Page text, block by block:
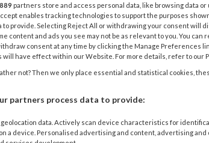
venerische wrat, vijgwrat of
infectie met het
in een of meer papillomateuze
met de huid.
889 partners store and access personal data, like browsing data
enables tracking technologies to support the purposes
to provide. Selecting Reject All or withdrawing your consent will
content and ads you see may not be as relevant to you. You
consent at any time by clicking the Manage Preferences
will have effect within our Website. For more details, refer to our
not? Then we only place essential and statistical cookies,
partners process data to provide:
data. Actively scan device characteristics for
a device. Personalised advertising and content, advertising